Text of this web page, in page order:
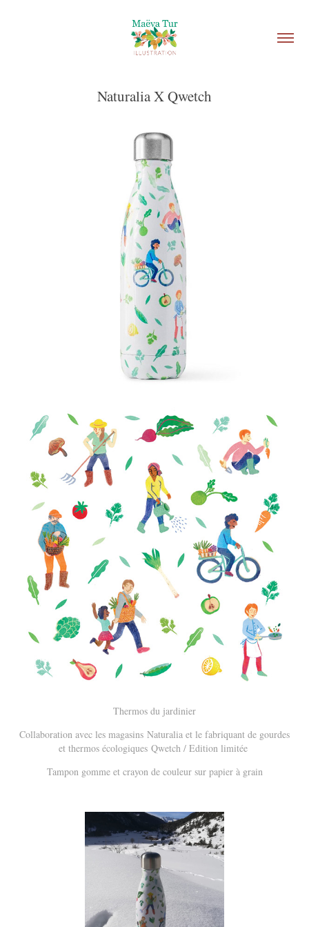
Naturalia X Qwetch
Thermos du jardinier
Collaboration avec les magasins Naturalia et le fabriquant de gourdes
et thermos écologiques Qwetch / Edition limitée
Tampon gomme et crayon de couleur sur papier à grain